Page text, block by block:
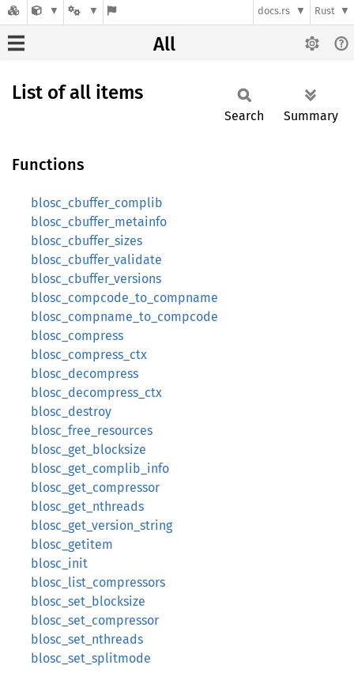
docs.rs Rust
All
List of all items
Search Summary
Functions
blosc_cbuffer_complib
blosc_cbuffer_metainfo
blosc_cbuffer_sizes
blosc_cbuffer_validate
blosc_cbuffer_versions
blosc_compcode_to_compname
blosc_compname_to_compcode
blosc_compress
blosc_compress_ctx
blosc_decompress
blosc_decompress_ctx
blosc_destroy
blosc_free_resources
blosc_get_blocksize
blosc_get_complib_info
blosc_get_compressor
blosc_get_nthreads
blosc_get_version_string
blosc_getitem
blosc_init
blosc_list_compressors
blosc_set_blocksize
blosc_set_compressor
blosc_set_nthreads
blosc_set_splitmode